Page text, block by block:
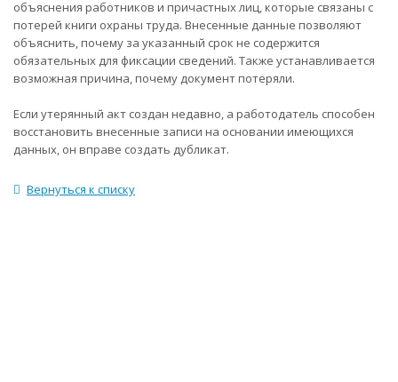
объяснения работников и причастных лиц, которые связаны с
потерей книги охраны труда. Внесенные данные позволяют
объяснить, почему за указанный срок не содержится
обязательных для фиксации сведений. Также устанавливается
возможная причина, почему документ потеряли.
Если утерянный акт создан недавно, а работодатель способен
восстановить внесенные записи на основании имеющихся
данных, он вправе создать дубликат.
Вернуться к списку